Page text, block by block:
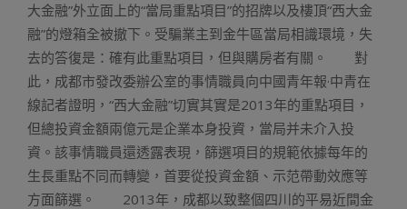
大金融”外立面上的“當局重點項目”的招牌以及樓頂“西大金
融”的燈箱全被撤下。受騙業主到金牛區當局相識環境，失
去的答復是：確有此重點項目，但與購房者有關。 對
此，成都市發改委辦公室的事情職員向中國青年報·中青在
線記者證明，“西大金融”切實其實是2013年的重點項目，
但總投資金額兩億元是企業本身投資，當局并未介入投
資。該事情職員還透露表現，篩選項目的規範依據每年的
生長重點不同而轉變，首要從投資金額、示范帶動效應等
方面篩選。 2013年，成都以致整個四川的平易近間金